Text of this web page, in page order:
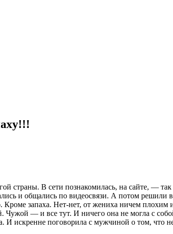
страны. В сети познакомилась, на сайте, —
и общались по видеосвязи. А потом решили
Кроме запаха. Нет-нет, от жениха ничем
Чужой — и все тут. И ничего она не могла с
И искренне поговорила с мужчиной о том, что